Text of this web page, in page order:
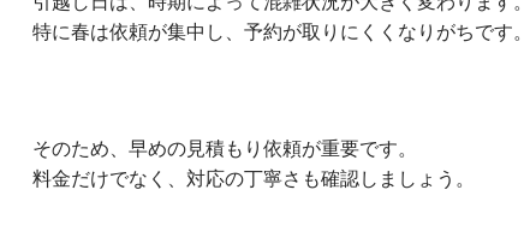
特に春は依頼が集中し、予約が取りにくくなりがちです。
そのため、早めの見積もり依頼が重要です。
料金だけでなく、対応の丁寧さも確認しましょう。